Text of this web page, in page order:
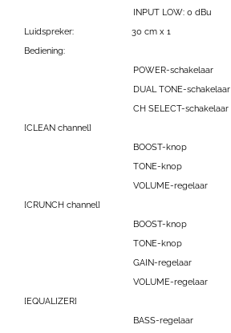
INPUT LOW: 0 dBu
Luidspreker:
30 cm x 1
Bediening:
POWER-schakelaar
DUAL TONE-schakelaar
CH SELECT-schakelaar
[CLEAN channel]
BOOST-knop
TONE-knop
VOLUME-regelaar
[CRUNCH channel]
BOOST-knop
TONE-knop
GAIN-regelaar
VOLUME-regelaar
[EQUALIZER]
BASS-regelaar